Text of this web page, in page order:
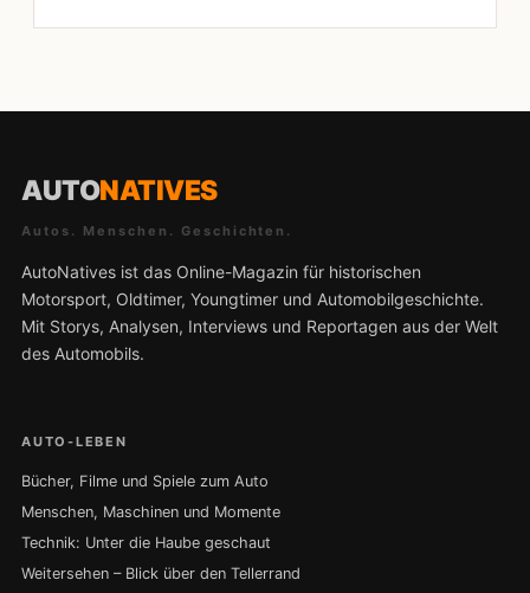
AUTONATIVES
Autos. Menschen. Geschichten.
AutoNatives ist das Online-Magazin für historischen
Motorsport, Oldtimer, Youngtimer und Automobilgeschichte.
Mit Storys, Analysen, Interviews und Reportagen aus der Welt
des Automobils.
AUTO-LEBEN
Bücher, Filme und Spiele zum Auto
Menschen, Maschinen und Momente
Technik: Unter die Haube geschaut
Weitersehen – Blick über den Tellerrand